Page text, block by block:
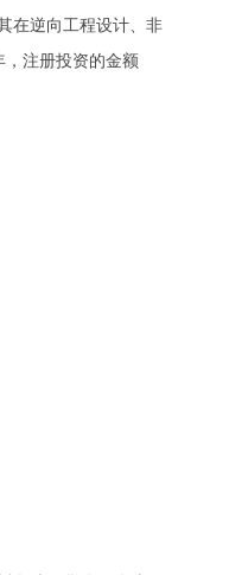
在逆向工程设计、非
注册投资的金额